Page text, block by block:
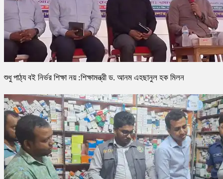
শুধু পাঠ্য বই নির্ভর শিক্ষা নয় :শিক্ষামন্ত্রী ড. আনম এহছানুল হক মিলন